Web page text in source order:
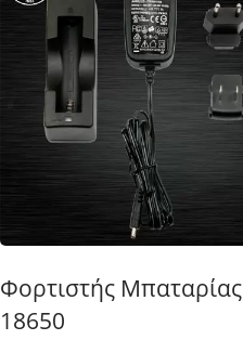
Φορτιστής Μπαταρίας
18650